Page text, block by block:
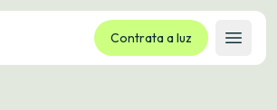
Contrata a luz
Abrir